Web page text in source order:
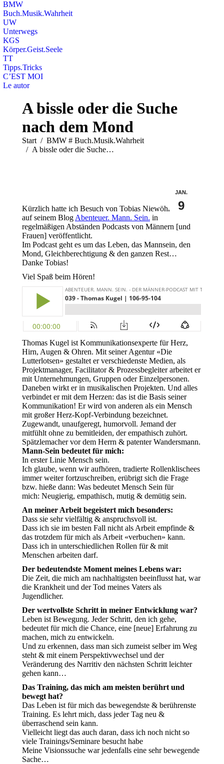
BMW
Buch.Musik.Wahrheit
UW
Unterwegs
KGS
Körper.Geist.Seele
TT
Tipps.Tricks
C’EST MOI
Le autor
A bissle oder die Suche
nach dem Mond
Sie befinden sich hier:
Start
BMW # Buch.Musik.Wahrheit
A bissle oder die Suche…
JAN.
9
Kürzlich hatte ich Besuch von Tobias Niewöhner, der
auf seinem Blog Abenteuer. Mann. Sein. in
regelmäßigen Abständen Podcasts von Männern [und
Frauen] veröffentlicht.
Im Podcast geht es um das Leben, das Mannsein, den
Mond, Gleichberechtigung & den ganzen Rest…
Danke Tobias!
Viel Spaß beim Hören!
Thomas Kugel ist Kommunikationsexperte für Herz,
Hirn, Augen & Ohren. Mit seiner Agentur «Die
Lutterlotsen» gestaltet er verschiedenste Medien, als
Projektmanager, Facilitator & Prozessbegleiter arbeitet er
mit Unternehmungen, Gruppen oder Einzelpersonen.
Daneben wirkt er in musikalischen Projekten. Und alles
verbindet er mit dem Herzen: das ist die Basis seiner
Kommunikation! Er wird von anderen als ein Mensch
mit großer Herz-Kopf-Verbindung bezeichnet.
Zugewandt, unaufgeregt, humorvoll. Jemand der
mitfühlt ohne zu bemitleiden, der empathisch zuhört.
Spätzlemacher vor dem Herrn & patenter Wandersmann.
Mann-Sein bedeutet für mich:
In erster Linie Mensch sein.
Ich glaube, wenn wir aufhören, tradierte Rollenklischees
immer weiter fortzuschreiben, erübrigt sich die Frage
bzw. hieße dann: Was bedeutet Mensch Sein für
mich: Neugierig, empathisch, mutig & demütig sein.
An meiner Arbeit begeistert mich besonders:
Dass sie sehr vielfältig & anspruchsvoll ist.
Dass ich sie im besten Fall nicht als Arbeit empfinde &
das trotzdem für mich als Arbeit «verbuchen» kann.
Dass ich in unterschiedlichen Rollen für & mit
Menschen arbeiten darf.
Der bedeutendste Moment meines Lebens war:
Die Zeit, die mich am nachhaltigsten beeinflusst hat, war
die Krankheit und der Tod meines Vaters als
Jugendlicher.
Der wertvollste Schritt in meiner Entwicklung war?
Leben ist Bewegung. Jeder Schritt, den ich gehe,
bedeutet für mich die Chance, eine [neue] Erfahrung zu
machen, mich zu entwickeln.
Und zu erkennen, dass man sich zumeist selber im Weg
steht & mit einem Perspektivwechsel und der
Veränderung des Narritiv den nächsten Schritt leichter
gehen kann…
Das Training, das mich am meisten berührt und
bewegt hat?
Das Leben ist für mich das bewegendste & berührenste
Training. Es lehrt mich, dass jeder Tag neu &
überraschend sein kann.
Vielleicht liegt das auch daran, dass ich noch nicht so
viele Trainings/Seminare besucht habe
Meine Visionssuche war jedenfalls eine sehr bewegende
Sache…